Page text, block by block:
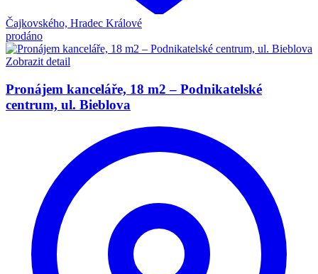
Čajkovského, Hradec Králové
prodáno
Zobrazit detail
Pronájem kanceláře, 18 m2 – Podnikatelské
centrum, ul. Bieblova